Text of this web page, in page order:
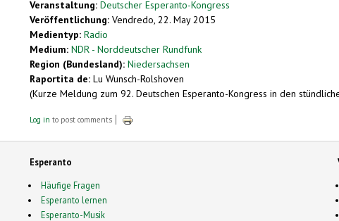
Veranstaltung: Deutscher Esperanto-Kongress
Veröffentlichung: Vendredo, 22. May 2015
Medientyp: Radio
Medium: NDR - Norddeutscher Rundfunk
Region (Bundesland): Niedersachsen
Raportita de: Lu Wunsch-Rolshoven
(Kurze Meldung zum 92. Deutschen Esperanto-Kongress in den
Log in to post comments
Esperanto
Häufige Fragen
Esperanto lernen
Esperanto-Musik